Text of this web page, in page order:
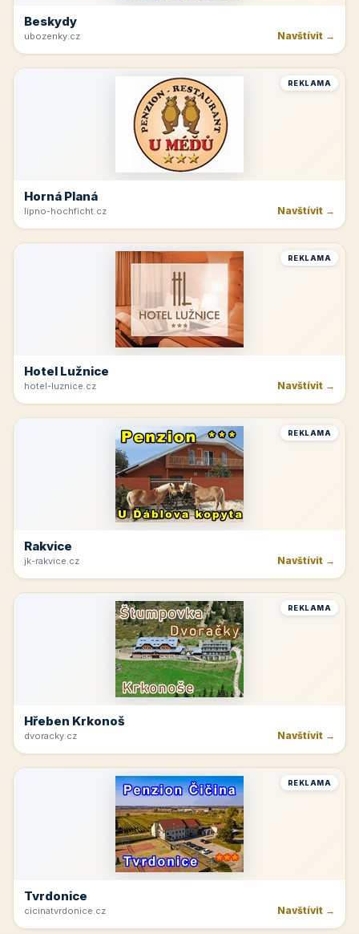
Beskydy
ubozenky.cz Navštívit →
REKLAMA
Horná Planá
lipno-hochficht.cz Navštívit →
REKLAMA
Hotel Lužnice
hotel-luznice.cz Navštívit →
REKLAMA
Rakvice
jk-rakvice.cz Navštívit →
REKLAMA
Hřeben Krkonoš
dvoracky.cz Navštívit →
REKLAMA
Tvrdonice
cicinatvrdonice.cz Navštívit →